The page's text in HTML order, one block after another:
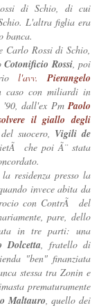
di Schio, di cui
L'altra figlia era
banca.
Carlo Rossi di Schio,
Cotonificio Rossi, poi
l'avv.Pierangelo
caso con miliardi in
'90, dall'ex Pm Paolo
il giallo degli
suocero, Vigili de
che poi Ã¨ stata
residenza presso la
invece abita da
con ContrÃ del
pare, dello
in tre parti: una
Dolcetta , fratello di
"ben" finanziata
stessa tra Zonin e
prematuramente
Maltauro , quello dei